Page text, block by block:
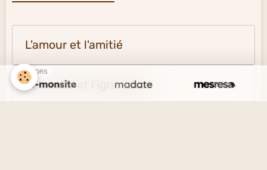
L'amour et l'amitié
Le savoir et l'ignorance
SPONSORS